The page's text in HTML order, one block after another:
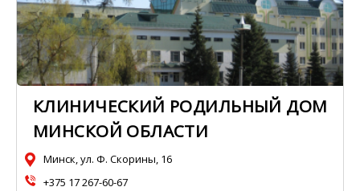
КЛИНИЧЕСКИЙ РОДИЛЬНЫЙ ДОМ
МИНСКОЙ ОБЛАСТИ
Минск, ул. Ф. Скорины, 16
+375 17 267-60-67